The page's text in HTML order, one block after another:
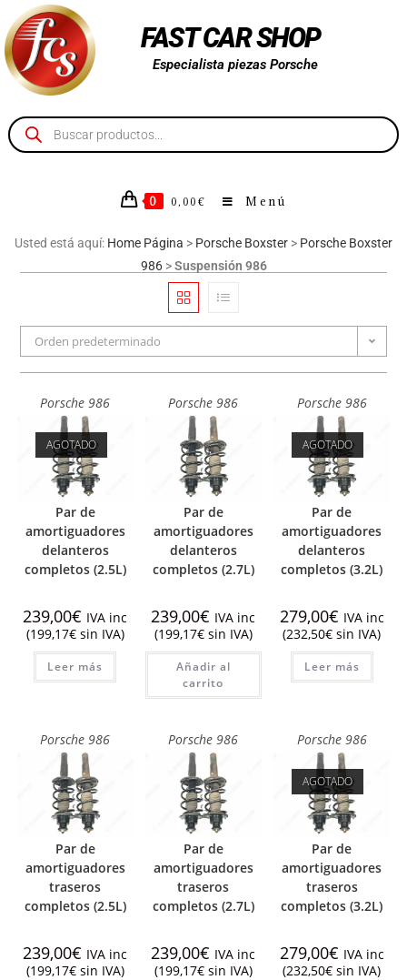
FAST CAR SHOP
Especialista piezas Porsche
0 0,00 € Menú
Usted está aquí: Home Página > Porsche Boxster > Porsche Boxster
986>Suspensión 986
Orden predeterminado
Porsche 986
AGOTADO
Par de
amortiguadores
delanteros
completos (2.5L)
239,00€ IVA inc
(199,17€sin IVA)
Leer más
Porsche 986
Par de
amortiguadores
delanteros
completos (2.7L)
239,00€ IVA inc
(199,17€sin IVA)
Añadir al
carrito
Porsche 986
AGOTADO
Par de
amortiguadores
delanteros
completos (3.2L)
279,00€ IVA inc
(232,50€ sin IVA)
Leer más
Porsche 986
Par de
amortiguadores
traseros
completos (2.5L)
239,00€ IVA inc
(199,17€sin IVA)
Porsche 986
Par de
amortiguadores
traseros
completos (2.7L)
239,00€ IVA inc
(199,17€sin IVA)
Porsche 986
AGOTADO
Par de
amortiguadores
traseros
completos (3.2L)
279,00€ IVA inc
(232,50€ sin IVA)